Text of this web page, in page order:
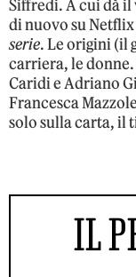
Siffredi. A cui dà
di nuovo su
serie. Le origini (il
carriera, le
Caridi e Adriano
Francesca
solo sulla carta, il
IL